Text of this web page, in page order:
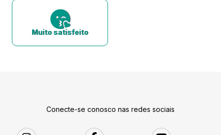
Muito satisfeito
Conecte-se conosco nas redes sociais